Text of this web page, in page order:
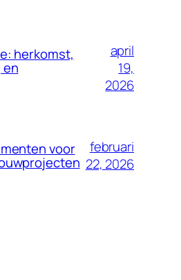
herkomst,
april
19,
2026
voor
februari
22, 2026